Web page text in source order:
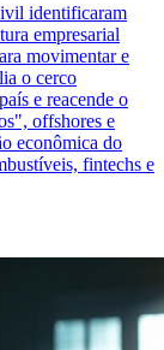
identificaram
empresarial
movimentar e
o cerco
e reacende o
offshores e
econômica do
fintechs e